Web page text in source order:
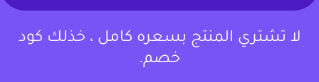
لا تشتري المنتج بسعره كامل ، خذلك كود
خصم.